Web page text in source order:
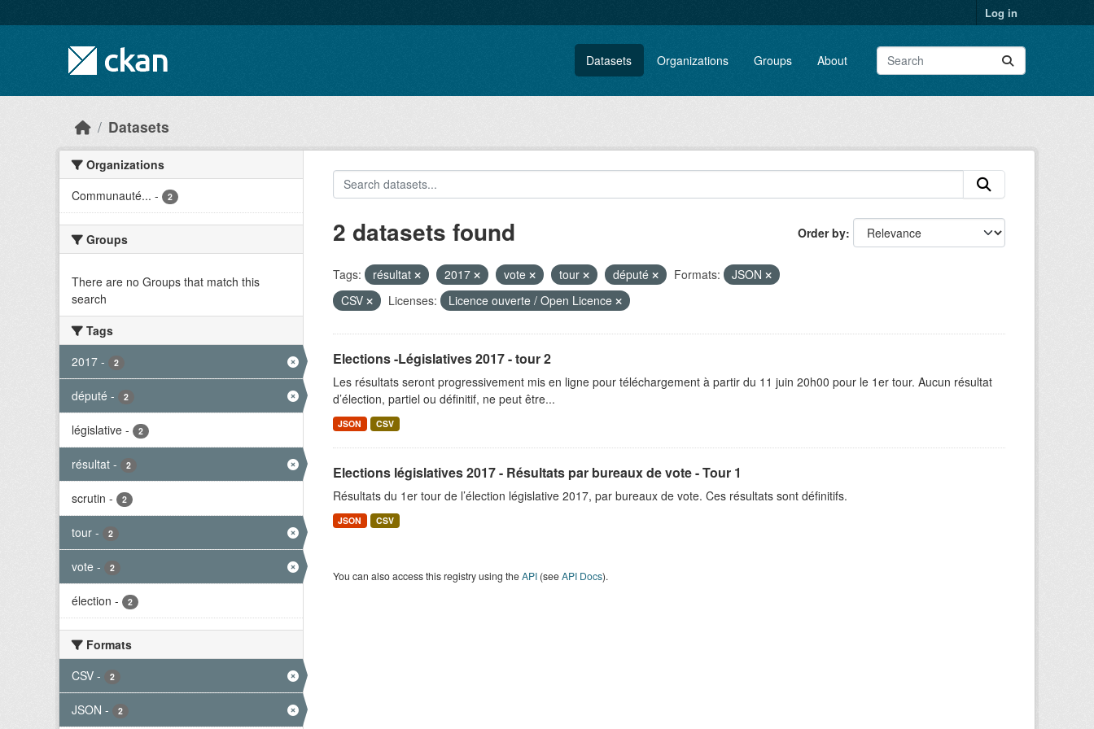
Log in
Datasets Organizations Groups About
Datasets
Organizations
Communauté... - 2
Groups
There are no Groups that match this
search
Tags
2017 - 2
député - 2
législative - 2
résultat - 2
scrutin - 2
tour - 2
vote - 2
élection - 2
Formats
CSV - 2
JSON - 2
Order by
2 datasets found
Tags: résultat 2017 vote tour député Formats:
JSON
CSV
Licenses: Licence ouverte / Open Licence
Elections -Législatives 2017 - tour 2
Les résultats seront progressivement mis en ligne pour téléchargement à partir du 11 juin 20h00 pour le 1er tour. Aucun résultat
d’élection, partiel ou définitif, ne peut être...
JSON CSV
Elections législatives 2017 - Résultats par bureaux de vote - Tour 1
Résultats du 1er tour de l’élection législative 2017, par bureaux de vote. Ces résultats sont définitifs.
JSON CSV
You can also access this registry using theAPI(seeAPI Docs).